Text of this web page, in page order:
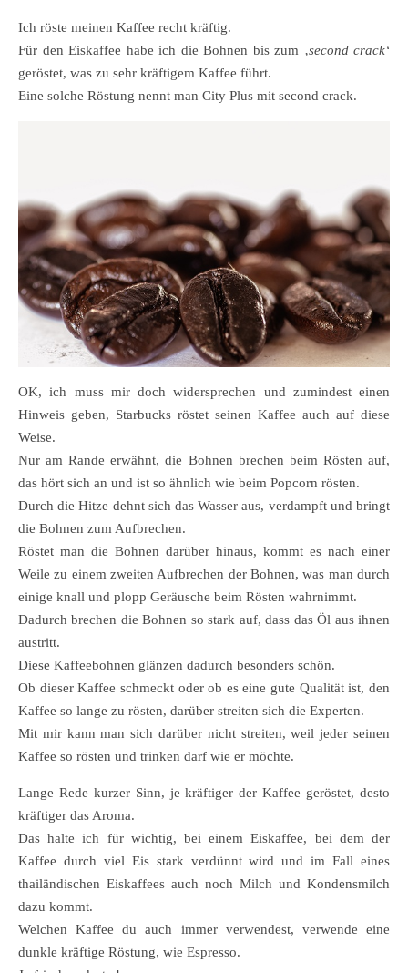
Ich röste meinen Kaffee recht kräftig.
Für den Eiskaffee habe ich die Bohnen bis zum ‚second crack‘
geröstet, was zu sehr kräftigem Kaffee führt.
Eine solche Röstung nennt man City Plus mit second crack.
OK, ich muss mir doch widersprechen und zumindest einen
Hinweis geben, Starbucks röstet seinen Kaffee auch auf diese
Weise.
Nur am Rande erwähnt, die Bohnen brechen beim Rösten auf,
das hört sich an und ist so ähnlich wie beim Popcorn rösten.
Durch die Hitze dehnt sich das Wasser aus, verdampft und bringt
die Bohnen zum Aufbrechen.
Röstet man die Bohnen darüber hinaus, kommt es nach einer
Weile zu einem zweiten Aufbrechen der Bohnen, was man durch
einige knall und plopp Geräusche beim Rösten wahrnimmt.
Dadurch brechen die Bohnen so stark auf, dass das Öl aus ihnen
austritt.
Diese Kaffeebohnen glänzen dadurch besonders schön.
Ob dieser Kaffee schmeckt oder ob es eine gute Qualität ist, den
Kaffee so lange zu rösten, darüber streiten sich die Experten.
Mit mir kann man sich darüber nicht streiten, weil jeder seinen
Kaffee so rösten und trinken darf wie er möchte.
Lange Rede kurzer Sinn, je kräftiger der Kaffee geröstet, desto
kräftiger das Aroma.
Das halte ich für wichtig, bei einem Eiskaffee, bei dem der
Kaffee durch viel Eis stark verdünnt wird und im Fall eines
thailändischen Eiskaffees auch noch Milch und Kondensmilch
dazu kommt.
Welchen Kaffee du auch immer verwendest, verwende eine
dunkle kräftige Röstung, wie Espresso.